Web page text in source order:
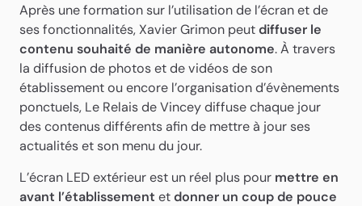
Après une formation sur l’utilisation de l’écran et de
ses fonctionnalités, Xavier Grimon peutdiffuser le
contenu souhaité de manière autonome. À travers
la diffusion de photos et de vidéos de son
établissement ou encore l’organisation d’évènements
ponctuels, Le Relais de Vincey diffuse chaque jour
des contenus différents afin de mettre à jour ses
actualités et son menu du jour.
L’écran LED extérieur est un réel plus pour mettre en
avant l’établissement etdonner un coup de pouce